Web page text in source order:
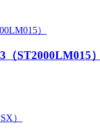
ST2000LM015）